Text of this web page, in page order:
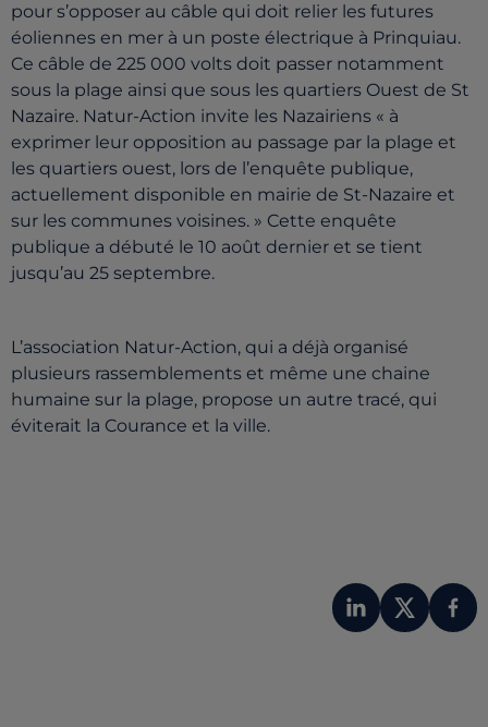
pour s’opposer au câble qui doit relier les futures
éoliennes en mer à un poste électrique à Prinquiau.
Ce câble de 225 000 volts doit passer notamment
sous la plage ainsi que sous les quartiers Ouest de St
Nazaire. Natur-Action invite les Nazairiens « à
exprimer leur opposition au passage par la plage et
les quartiers ouest, lors de l’enquête publique,
actuellement disponible en mairie de St-Nazaire et
sur les communes voisines. » Cette enquête
publique a débuté le 10 août dernier et se tient
jusqu’au 25 septembre.
L’association Natur-Action, qui a déjà organisé
plusieurs rassemblements et même une chaine
humaine sur la plage, propose un autre tracé, qui
éviterait la Courance et la ville.